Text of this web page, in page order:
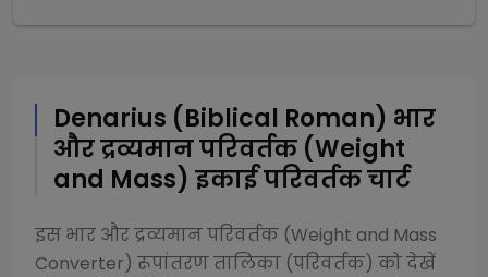
Denarius (Biblical Roman) भार
और द्रव्यमान परिवर्तक (Weight
and Mass) इकाई परिवर्तक चार्ट
इस भार और द्रव्यमान परिवर्तक (Weight and Mass
Converter) रूपांतरण तालिका (परिवर्तक) को देखें